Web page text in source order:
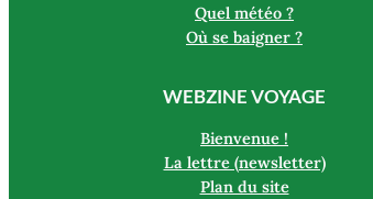
Quel météo ?
Où se baigner ?
WEBZINE VOYAGE
Bienvenue !
La lettre (newsletter)
Plan du site